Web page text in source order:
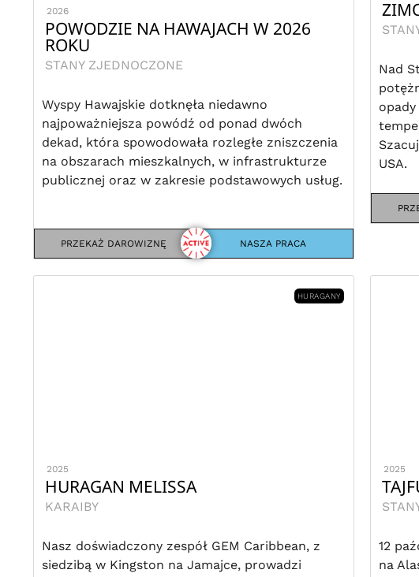
2026
POWODZIE NA HAWAJACH W 2026
ROKU
STANY ZJEDNOCZONE
Wyspy Hawajskie dotknęła niedawno
najpoważniejsza powódź od ponad dwóch
dekad, która spowodowała rozległe zniszczenia
na obszarach mieszkalnych, w infrastrukturze
publicznej oraz w zakresie podstawowych usług.
PRZEKAŻ DAROWIZNĘ NASZA PRACA
Nad
USA.
HURAGANY
2025
HURAGAN MELISSA
KARAIBY
Nasz doświadczony zespół GEM Caribbean, z
siedzibą w Kingston na Jamajce, prowadzi
2025
12
na